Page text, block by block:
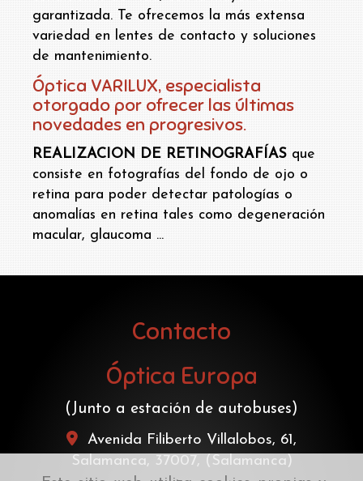
garantizada. Te ofrecemos la más extensa
variedad en lentes de contacto y soluciones
de mantenimiento.
Óptica VARILUX, especialista
otorgado por ofrecer las últimas
novedades en progresivos.
REALIZACION DE RETINOGRAFÍAS que
consiste en fotografías del fondo de ojo o
retina para poder detectar patologías o
anomalías en retina tales como degeneración
macular, glaucoma ...
Contacto
Óptica Europa
(Junto a estación de autobuses)
Avenida Filiberto Villalobos, 61,
Salamanca, 37007, (Salamanca)